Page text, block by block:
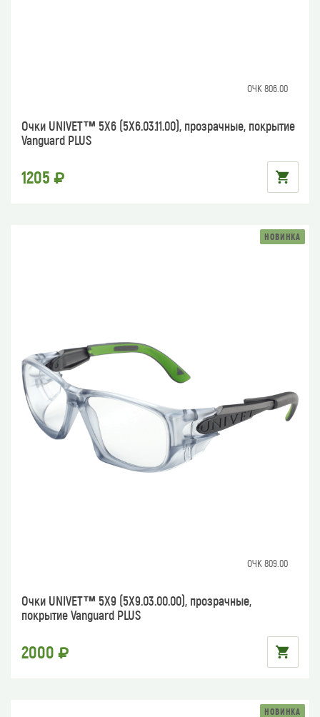
ОЧК 806.00
Очки UNIVET™ 5Х6 (5Х6.03.11.00), прозрачные, покрытие
Vanguard PLUS
1205
НОВИНКА
ОЧК 809.00
Очки UNIVET™ 5Х9 (5Х9.03.00.00), прозрачные,
покрытие Vanguard PLUS
2000
НОВИНКА